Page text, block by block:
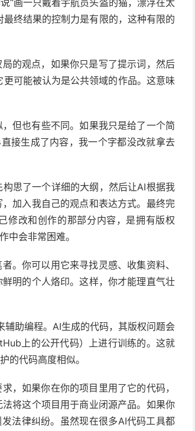
“画一只戴着宇航员头盔的猫，漂浮在太
终结果的控制力是有限的，这种有限的
的观点，如果你只是写了提示词，然后
可能被认为是公共领域的作品。这意味
但也有些不同。如果我只是给了一个简
接生成了内容，我一个字都没改就拿去
思了一个详细的大纲，然后让AI根据我
加入我自己的观点和表达方式。最终完
修改和创作的那部分内容，是拥有版权
中会非常困难。
。你可以用它来寻找灵感、收集资料、
明的个人烙印。这样，你才能理直气壮
助编程。AI生成的代码，其版权问题会
上的公开代码）上进行训练的。这就
的代码高度相似。
，如果你在你的项目里用了它的代码，
将这个项目用于商业闭源产品。如果你
法律纠纷。虽然现在很多AI代码工具都